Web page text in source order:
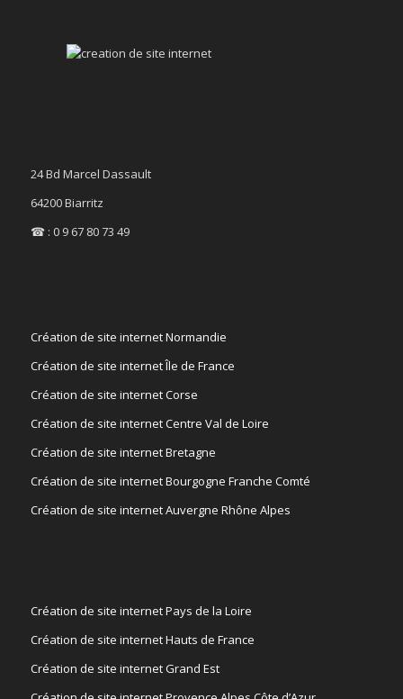
24 Bd Marcel Dassault
64200 Biarritz
☎ : 0 9 67 80 73 49
Création de site internet Normandie
Création de site internet Île de France
Création de site internet Corse
Création de site internet Centre Val de Loire
Création de site internet Bretagne
Création de site internet Bourgogne Franche Comté
Création de site internet Auvergne Rhône Alpes
Création de site internet Pays de la Loire
Création de site internet Hauts de France
Création de site internet Grand Est